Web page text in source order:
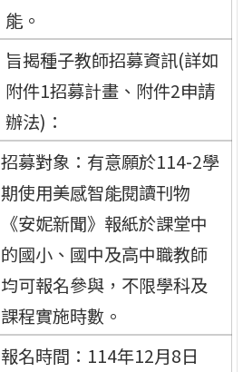
能。
旨揭種子教師招募資訊(詳如
附件1招募計畫、附件2申請
辦法)：
招募對象：有意願於114-2學
期使用美感智能閱讀刊物
《安妮新聞》報紙於課堂中
的國小、國中及高中職教師
均可報名參與，不限學科及
課程實施時數。
報名時間：114年12月8日